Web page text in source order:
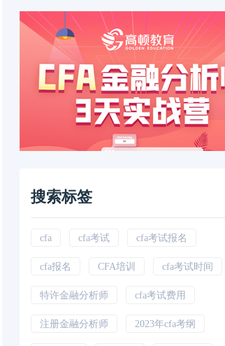
搜索标签
cfa cfa考试 cfa考试报名
cfa报名 CFA培训 cfa考试时间
特许金融分析师 cfa考试费用
注册金融分析师 2023年cfa考纲